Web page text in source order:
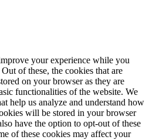
your experience while you
of these, the cookies that are
on your browser as they are
functionalities of the website. We
help us analyze and understand how
will be stored in your browser
have the option to opt-out of these
of these cookies may affect your